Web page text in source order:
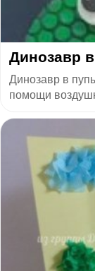
Динозавр
Динозавр в
помощи